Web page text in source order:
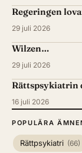
Regeringen
29 juli 2026
Wilzen…
29 juli 2026
Rättspsykiatrin
16 juli 2026
POPULÄRA
Rättpsykiatri (66)